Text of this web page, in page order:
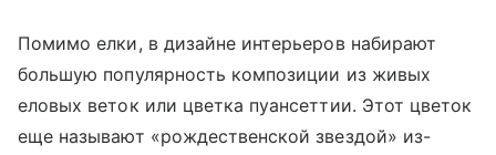
Помимо елки, в дизайне интерьеров набирают
большую популярность композиции из живых
еловых веток или цветка пуансеттии. Этот цветок
еще называют «рождественской звездой» из-